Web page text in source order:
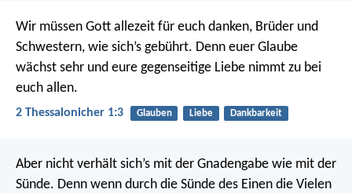
Wir müssen Gott allezeit für euch danken, Brüder und
Schwestern, wie sich’s gebührt. Denn euer Glaube
wächst sehr und eure gegenseitige Liebe nimmt zu bei
euch allen.
2 Thessalonicher 1:3 Glauben Liebe Dankbarkeit
Aber nicht verhält sich’s mit der Gnadengabe wie mit der
Sünde. Denn wenn durch die Sünde des Einen die Vielen